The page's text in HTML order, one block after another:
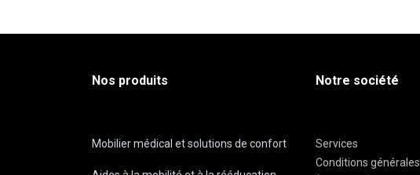
Nos produits
Mobilier médical et solutions de confort
Notre société
Services
Conditions générales